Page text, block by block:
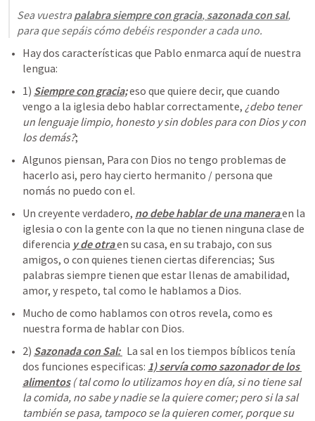
Sea vuestra palabra siempre con gracia, sazonada con sal,
para que sepáis cómo debéis responder a cada uno.
Hay dos características que Pablo enmarca aquí de nuestra
lengua:
1) Siempre con gracia; eso que quiere decir, que cuando
vengo a la iglesia debo hablar correctamente, ¿debo tener
un lenguaje limpio, honesto y sin dobles para con Dios y con
los demás?;
Algunos piensan, Para con Dios no tengo problemas de
hacerlo asi, pero hay cierto hermanito / persona que
nomás no puedo con el.
Un creyente verdadero, no debe hablar de una manera en la
iglesia o con la gente con la que no tienen ninguna clase de
diferencia y de otra en su casa, en su trabajo, con sus
amigos, o con quienes tienen ciertas diferencias;  Sus
palabras siempre tienen que estar llenas de amabilidad,
amor, y respeto, tal como le hablamos a Dios.
Mucho de como hablamos con otros revela, como es
nuestra forma de hablar con Dios.
2) Sazonada con Sal:
  La sal en los tiempos bíblicos tenía
dos funciones especificas: 1) servía como sazonador de los
alimentos ( tal como lo utilizamos hoy en día, si no tiene sal
la comida, no sabe y nadie se la quiere comer; pero si la sal
también se pasa, tampoco se la quieren comer, porque su